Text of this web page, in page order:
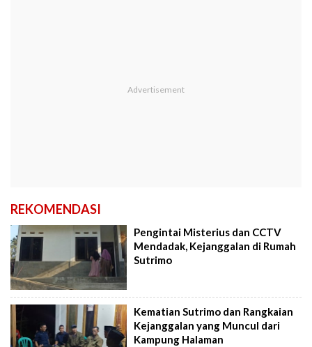
REKOMENDASI
Pengintai Misterius dan CCTV
Mendadak, Kejanggalan di Rumah
Sutrimo
Kematian Sutrimo dan Rangkaian
Kejanggalan yang Muncul dari
Kampung Halaman